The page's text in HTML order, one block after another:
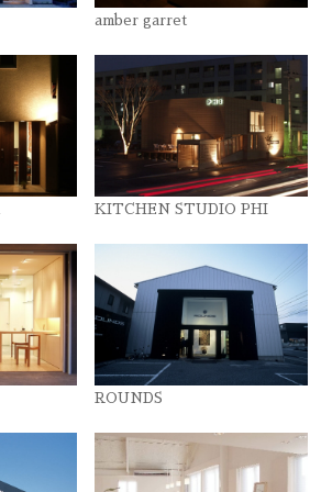
amber garret
KITCHEN STUDIO PHI
ROUNDS